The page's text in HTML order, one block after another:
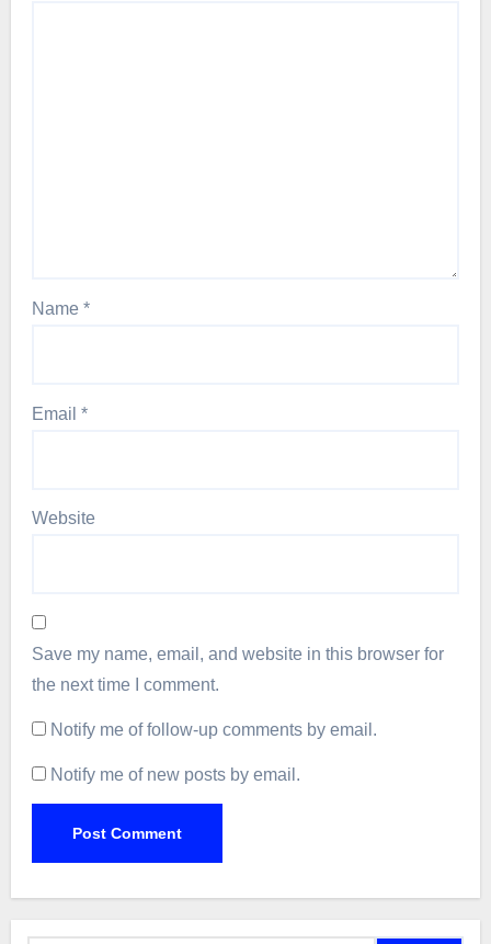
Name *
Email *
Website
Save my name, email, and website in this browser for
the next time I comment.
Notify me of follow-up comments by email.
Notify me of new posts by email.